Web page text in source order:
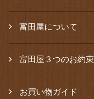
富田屋について
富田屋３つのお約束
お買い物ガイド